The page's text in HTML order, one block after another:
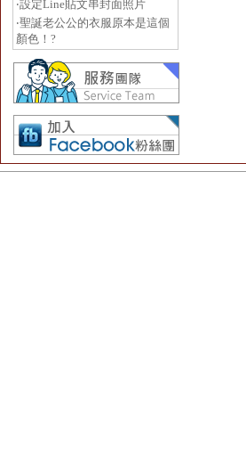
‧設定Line貼文串封面照片
‧聖誕老公公的衣服原本是這個
顏色！?